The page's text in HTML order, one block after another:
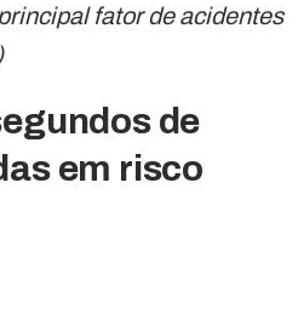
fator de acidentes
de
em risco